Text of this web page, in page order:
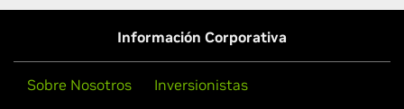
Información Corporativa
Sobre Nosotros Inversionistas